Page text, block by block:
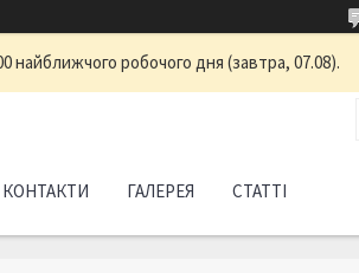
найближчого робочого дня (завтра, 07.08).
КОНТАКТИ ГАЛЕРЕЯ СТАТТІ